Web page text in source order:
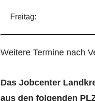
Freitag:
Weitere Termine nach
Das Jobcenter
aus den folgenden